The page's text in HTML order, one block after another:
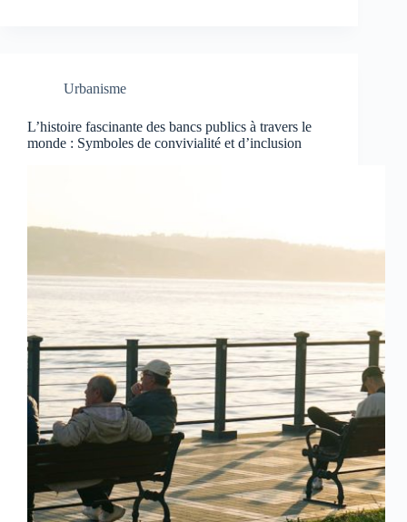
Urbanisme
L’histoire fascinante des bancs publics à travers le
monde : Symboles de convivialité et d’inclusion